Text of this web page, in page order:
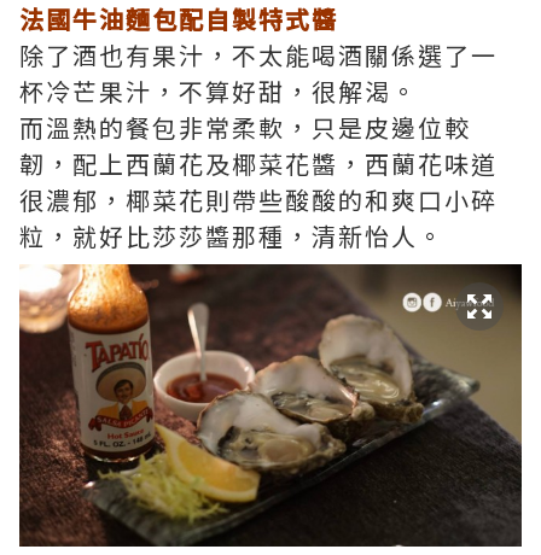
法國牛油麵包配自製特式醬
除了酒也有果汁，不太能喝酒關係選了一
杯冷芒果汁，不算好甜，很解渴。
而溫熱的餐包非常柔軟，只是皮邊位較
韌，配上西蘭花及椰菜花醬，西蘭花味道
很濃郁，椰菜花則帶些酸酸的和爽口小碎
粒，就好比莎莎醬那種，清新怡人。